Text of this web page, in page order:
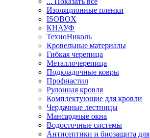
Изоляционные пленки
ISOBOX
КНАУФ
ТехноНиколь
Кровельные материалы
Гибкая черепица
Металлочерепица
Подкладочные ковры
Профнастил
Рулонная кровля
Комплектующие для кровли
Чердачные лестницы
Мансардные окна
Водосточные системы
Антисептики и биозащита для